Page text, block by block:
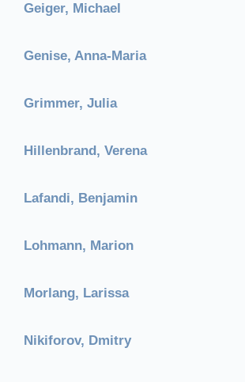
Geiger, Michael
Genise, Anna-Maria
Grimmer, Julia
Hillenbrand, Verena
Lafandi, Benjamin
Lohmann, Marion
Morlang, Larissa
Nikiforov, Dmitry